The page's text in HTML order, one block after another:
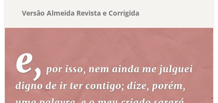
Versão Almeida Revista e Corrigida